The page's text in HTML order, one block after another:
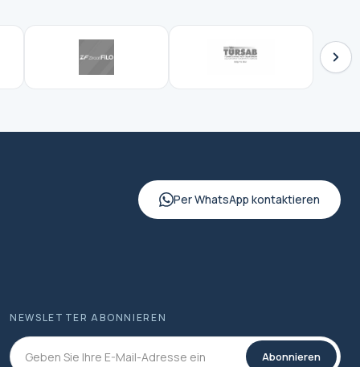
Per WhatsApp kontaktieren
NEWSLETTER ABONNIEREN
Abonnieren